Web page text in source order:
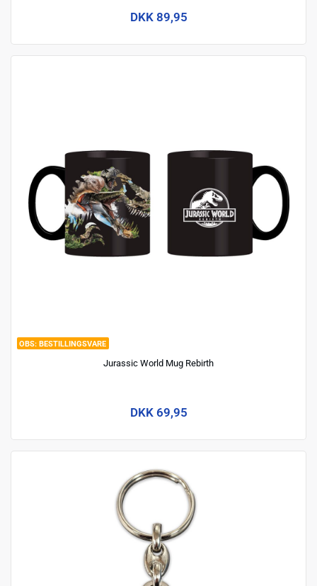
DKK 89,95
BESTILLINGSVARE
Jurassic World Mug Rebirth
DKK 69,95